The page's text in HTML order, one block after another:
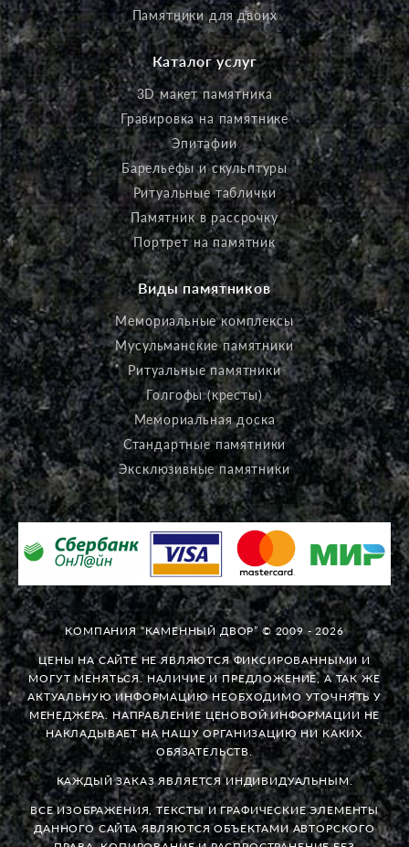
Памятники для двоих
Каталог услуг
3D макет памятника
Гравировка на памятнике
Эпитафии
Барельефы и скульптуры
Ритуальные таблички
Памятник в рассрочку
Портрет на памятник
Виды памятников
Мемориальные комплексы
Мусульманские памятники
Ритуальные памятники
Голгофы (кресты)
Мемориальная доска
Стандартные памятники
Эксклюзивные памятники
КОМПАНИЯ “КАМЕННЫЙ ДВОР” © 2009 - 2026
ЦЕНЫ НА САЙТЕ НЕ ЯВЛЯЮТСЯ ФИКСИРОВАННЫМИ И
МОГУТ МЕНЯТЬСЯ. НАЛИЧИЕ И ПРЕДЛОЖЕНИЕ, А ТАК ЖЕ
АКТУАЛЬНУЮ ИНФОРМАЦИЮ НЕОБХОДИМО УТОЧНЯТЬ У
МЕНЕДЖЕРА. НАПРАВЛЕНИЕ ЦЕНОВОЙ ИНФОРМАЦИИ НЕ
НАКЛАДЫВАЕТ НА НАШУ ОРГАНИЗАЦИЮ НИ КАКИХ
ОБЯЗАТЕЛЬСТВ.
КАЖДЫЙ ЗАКАЗ ЯВЛЯЕТСЯ ИНДИВИДУАЛЬНЫМ.
ВСЕ ИЗОБРАЖЕНИЯ, ТЕКСТЫ И ГРАФИЧЕСКИЕ ЭЛЕМЕНТЫ
ДАННОГО САЙТА ЯВЛЯЮТСЯ ОБЪЕКТАМИ АВТОРСКОГО